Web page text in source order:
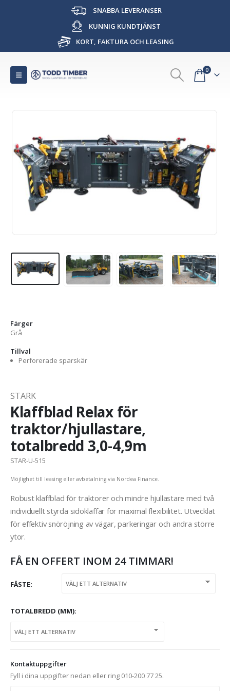
SNABBA LEVERANSER
KUNNIG KUNDTJÄNST
KORT, FAKTURA OCH LEASING
0
Färger
Grå
Tillval
Perforerade sparskär
STARK
Klaffblad Relax för
traktor/hjullastare,
totalbredd 3,0-4,9m
STAR-U-515
Möjlighet till leasing eller avbetalning via Nordea Finance.
Robust klaffblad för traktorer och mindre hjullastare med två
individuellt styrda sidoklaffar för maximal flexibilitet. Utvecklat
för effektiv snöröjning av vägar, parkeringar och andra större
ytor.
FÅ EN OFFERT INOM 24 TIMMAR!
FÄSTE
TOTALBREDD (MM)
Kontaktuppgifter
Fyll i dina uppgifter nedan eller ring 010-200 77 25.